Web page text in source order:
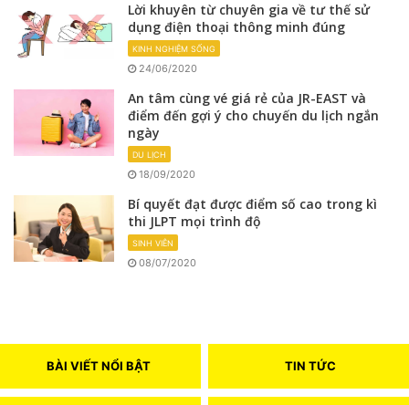
Lời khuyên từ chuyên gia về tư thế sử
dụng điện thoại thông minh đúng
KINH NGHIỆM SỐNG
24/06/2020
An tâm cùng vé giá rẻ của JR-EAST và
điểm đến gợi ý cho chuyến du lịch ngắn
ngày
DU LỊCH
18/09/2020
Bí quyết đạt được điểm số cao trong kì
thi JLPT mọi trình độ
SINH VIÊN
08/07/2020
BÀI VIẾT NỔI BẬT TIN TỨC